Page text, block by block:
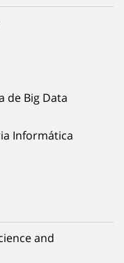
de Big Data
Informática
and